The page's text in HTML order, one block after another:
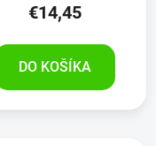
€14,45
DO KOŠÍKA